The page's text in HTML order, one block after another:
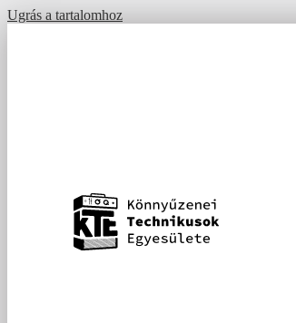
Ugrás a tartalomhoz